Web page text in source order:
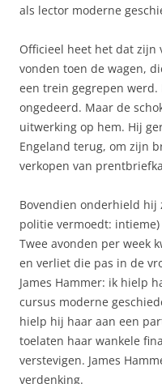
als lector moderne
Officieel heet het dat zijn
vonden toen de wagen,
een trein gegrepen
ongedeerd. Maar de
uitwerking op hem. Hij
Engeland terug, om zijn
verkopen van
Bovendien onderhield hij
politie vermoedt:
Twee avonden per week
en verliet die pas in de
James Hammer: ik hielp
cursus moderne
hielp hij haar aan een
toelaten haar wankele
verstevigen. James
verdenking.